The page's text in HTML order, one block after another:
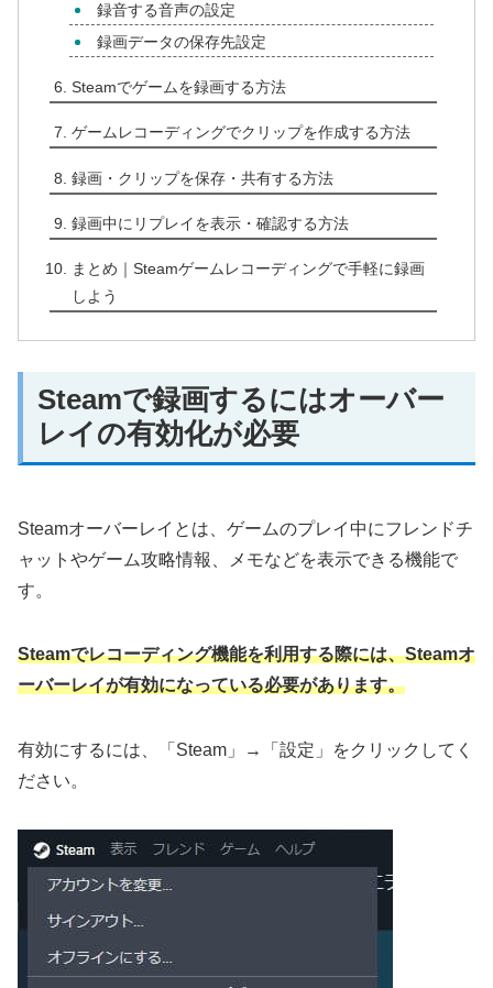
録音する音声の設定
録画データの保存先設定
Steamでゲームを録画する方法
ゲームレコーディングでクリップを作成する方法
録画・クリップを保存・共有する方法
録画中にリプレイを表示・確認する方法
まとめ｜Steamゲームレコーディングで手軽に録画
しよう
Steamで録画するにはオーバー
レイの有効化が必要
Steamオーバーレイとは、ゲームのプレイ中にフレンドチ
ャットやゲーム攻略情報、メモなどを表示できる機能で
す。
Steamでレコーディング機能を利用する際には、Steamオ
ーバーレイが有効になっている必要があります。
有効にするには、「Steam」→「設定」をクリックしてく
ださい。